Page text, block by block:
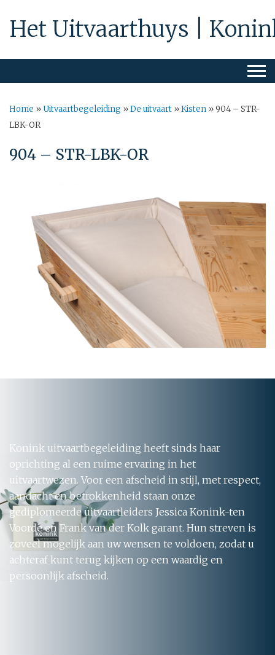
Het Uitvaarthuys |
Home »Uitvaartbegeleiding »De uitvaart »Kisten »904 – STR-
LBK-OR
904 – STR-LBK-OR
Konink uitvaartbegeleiding heeft sinds haar
oprichting al een ruime ervaring in het
uitvaartwezen. Voor een afscheid in stijl, met respect,
aandacht en betrokkenheid staan onze
gediplomeerde uitvaartleiders Jessica Konink-ten
Voorde en Frank van der Kolk garant. Hun streven is
zoveel mogelijk aan uw wensen te voldoen, zodat u
achteraf kunt terug kijken op een waardig en
persoonlijk afscheid.